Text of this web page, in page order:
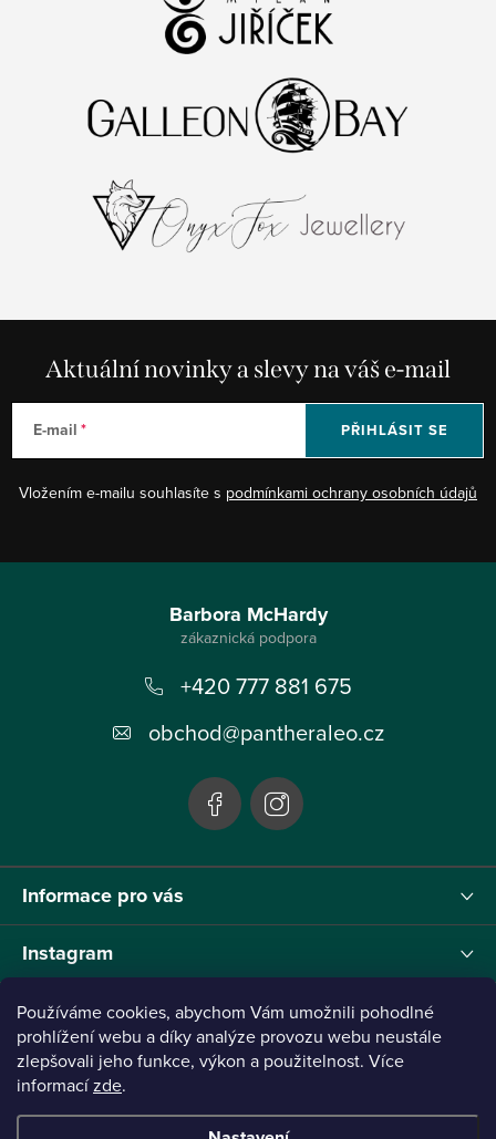
Používáme cookies, abychom Vám umožnili pohodlné
prohlížení webu a díky analýze provozu webu neustále
zlepšovali jeho funkce, výkon a použitelnost. Více
informacízde.
Aktuální novinky a slevy na váš e-mail
E-mail
Vložením e-mailu souhlasíte s podmínkami ochrany osobních údajů
PŘIHLÁSIT SE
Informace pro vás
Instagram
Barbora McHardy
+420 777 881 675
obchod@pantheraleo.cz
Tento projekt byl realizován pod reg.č. 0380001205 s názvem Panthera Leo
zaměřený na inovaci webu a marketingových nástrojů financovaný Evropskou Unií -